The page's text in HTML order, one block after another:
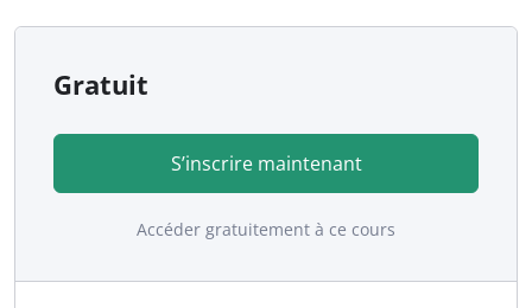
Gratuit
S’inscrire maintenant
Accéder gratuitement à ce cours